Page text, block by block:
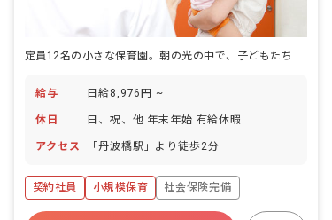
定員12名の小さな保育園。朝の光の中で、子どもたちの顔を一人ずつ覚えていく。
給与 日給8,976円 ~
休日 日、祝、他 年末年始 有給休暇
アクセス 「丹波橋駅」より徒歩2分
契約社員 小規模保育
社会保険完備
有給
乳児保育のみ